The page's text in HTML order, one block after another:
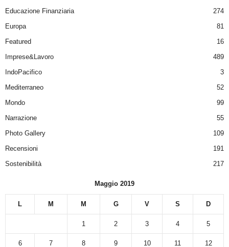
Educazione Finanziaria
274
Europa
81
Featured
16
Imprese&Lavoro
489
IndoPacifico
3
Mediterraneo
52
Mondo
99
Narrazione
55
Photo Gallery
109
Recensioni
191
Sostenibilità
217
Maggio 2019
L M M G V S D
1 2 3 4 5
6 7 8 9 10 11 12